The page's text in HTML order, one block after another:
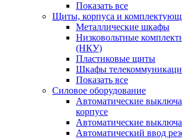
Показать все
Щиты, корпуса и
Металлические шкафы
Низковольтные
(НКУ)
Пластиковые щиты
Шкафы
Показать все
Силовое оборудование
Автоматические
корпусе
Автоматические
Автоматический ввод